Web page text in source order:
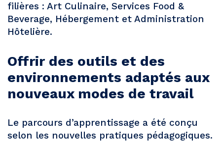
filières : Art Culinaire, Services Food &
Beverage, Hébergement et Administration
Hôtelière.
Offrir des outils et des
environnements adaptés aux
nouveaux modes de travail
Le parcours d’apprentissage a été conçu
selon les nouvelles pratiques pédagogiques.